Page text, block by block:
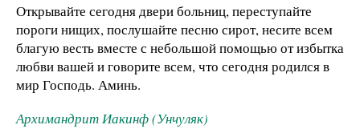
Открывайте сегодня двери больниц, переступайте
пороги нищих, послушайте песню сирот, несите всем
благую весть вместе с небольшой помощью от избытка
любви вашей и говорите всем, что сегодня родился в
мир Господь. Аминь.
Архимандрит Иакинф (Унчуляк)